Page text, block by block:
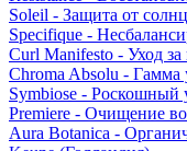
Soleil - Защита от
Specifique -
Curl Manifesto - Уход
Chroma Absolu -
Symbiose - Роскошный
Premiere - Очищение
Aura Botanica -